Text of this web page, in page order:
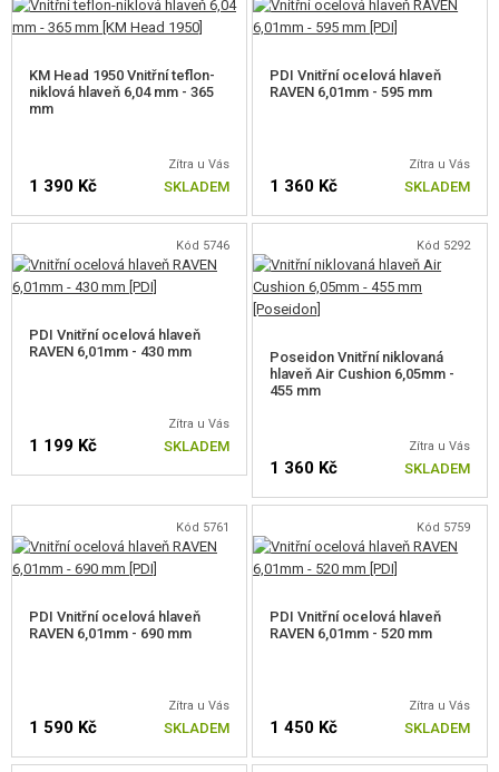
CENTROVACÍ KROUŽKY HLAVNĚ
OSTATNÍ DÍLY PRO PUŠKY
SERVIS A ÚDRŽBA ZBRANÍ
SEBEOBRANA, VÝCVIK, NOŽE
STAVEBNICE, MODELY
REKLAMNÍ PŘEDMĚTY
POŠKOZENÉ, POUŽITÉ ZBOŽÍ
NOVINKY
KM Head 1950 Vnitřní teflon-
niklová hlaveň 6,04 mm - 365
mm
Zítra u Vás
1 390 Kč SKLADEM
PDI Vnitřní ocelová hlaveň
RAVEN 6,01mm - 595 mm
Zítra u Vás
1 360 Kč SKLADEM
Kód 5746
PDI Vnitřní ocelová hlaveň
RAVEN 6,01mm - 430 mm
Zítra u Vás
1 199 Kč SKLADEM
Kód 5292
Poseidon Vnitřní niklovaná
hlaveň Air Cushion 6,05mm -
455 mm
Zítra u Vás
1 360 Kč SKLADEM
Kód 5761
PDI Vnitřní ocelová hlaveň
RAVEN 6,01mm - 690 mm
Zítra u Vás
1 590 Kč SKLADEM
Kód 5759
PDI Vnitřní ocelová hlaveň
RAVEN 6,01mm - 520 mm
Zítra u Vás
1 450 Kč SKLADEM